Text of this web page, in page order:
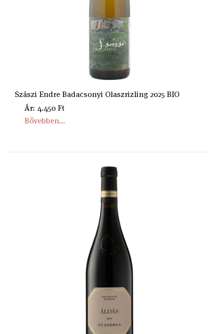
Szászi Endre Badacsonyi Olaszrizling 2025 BIO
Ár: 4.450 Ft
Bővebben...